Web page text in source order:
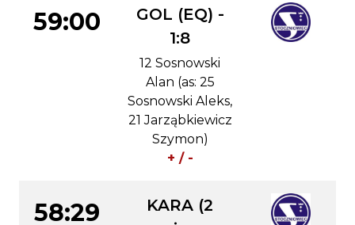
59:00
GOL (EQ) -
1:8
12 Sosnowski
Alan (as: 25
Sosnowski Aleks,
21 Jarząbkiewicz
Szymon)
+ / -
58:29
KARA (2